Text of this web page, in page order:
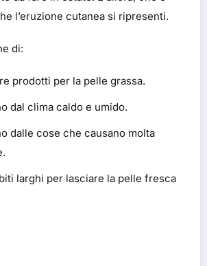
l’eruzione cutanea si ripresenti.
di:
prodotti per la pelle grassa.
dal clima caldo e umido.
dalle cose che causano molta
larghi per lasciare la pelle fresca